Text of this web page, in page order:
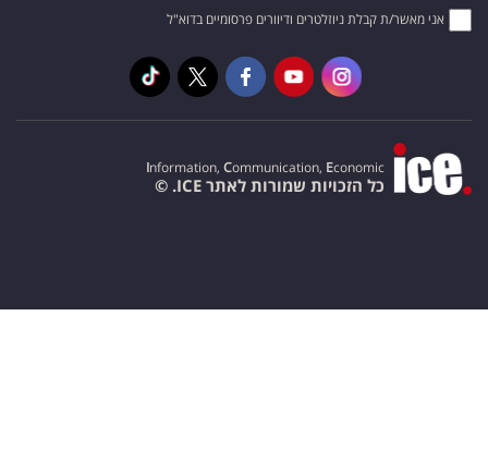
אני מאשר/ת קבלת ניוזלטרים ודיוורים פרסומיים בדוא"ל
Information, Communication, Economic
כל הזכויות שמורות לאתר ICE. ©